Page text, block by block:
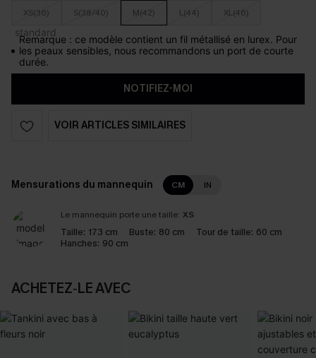
XS(36) S(38/40) M(42) L(44) XL(46)
Remarque : ce modèle contient un fil métallisé en lurex. Pour
les peaux sensibles, nous recommandons un port de courte
durée.
NOTIFIEZ-MOI
VOIR ARTICLES SIMILAIRES
Mensurations du mannequin CM IN
Le mannequin porte une taille: XS
Taille: 173 cm Buste: 80 cm Tour de taille: 60 cm
Hanches: 90 cm
ACHETEZ‑LE AVEC